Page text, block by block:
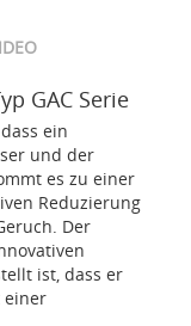
GAC Serie
ein
und der
es zu einer
Reduzierung
Der
ist, dass er
einer